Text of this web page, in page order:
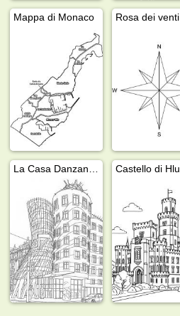
Mappa di Monaco Rosa dei venti